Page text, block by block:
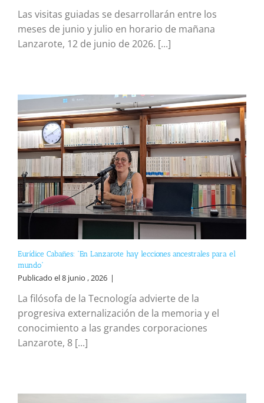
Las visitas guiadas se desarrollarán entre los
meses de junio y julio en horario de mañana
Lanzarote, 12 de junio de 2026. [...]
Eurídice Cabañes: “En Lanzarote hay lecciones ancestrales para el
mundo”
Publicado el 8 junio , 2026 |
La filósofa de la Tecnología advierte de la
progresiva externalización de la memoria y el
conocimiento a las grandes corporaciones
Lanzarote, 8 [...]